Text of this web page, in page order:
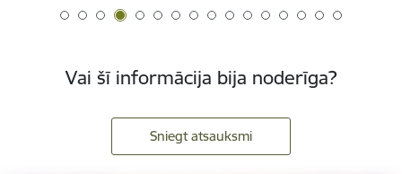
Vai šī informācija bija noderīga?
Sniegt atsauksmi